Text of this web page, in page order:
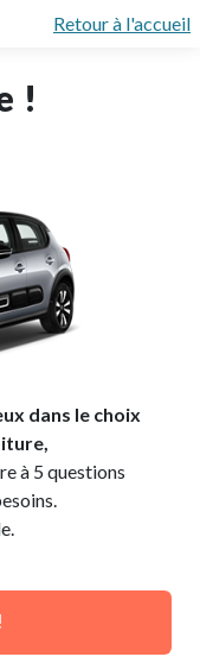
Retour à l'accueil
!
dans le choix
à 5 questions